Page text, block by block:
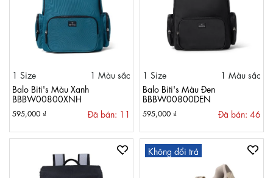
1 Size
1 Màu sắc
Balo Biti's Màu Xanh
BBBW00800XNH
595,000 ₫ Đã bán: 11
1 Size
1 Màu sắc
Balo Biti's Màu Đen
BBBW00800DEN
595,000 ₫ Đã bán: 46
Không đổi trả